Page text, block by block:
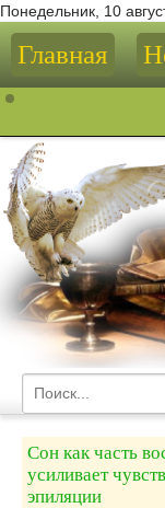
Понедельник, 10
Главная
Сон как часть
усиливает
эпиляции